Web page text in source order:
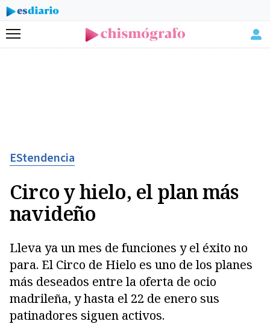
Menú
EStendencia
Circo y hielo, el plan más
navideño
Lleva ya un mes de funciones y el éxito no
para. El Circo de Hielo es uno de los planes
más deseados entre la oferta de ocio
madrileña, y hasta el 22 de enero sus
patinadores siguen activos.